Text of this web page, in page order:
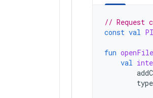
// Request
const val
fun openFile
val
type